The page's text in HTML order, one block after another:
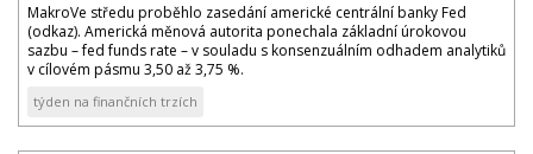
MakroVe středu proběhlo zasedání americké centrální banky Fed
(odkaz). Americká měnová autorita ponechala základní úrokovou
sazbu – fed funds rate – v souladu s konsenzuálním odhadem analytiků
v cílovém pásmu 3,50 až 3,75 %.
týden na finančních trzích